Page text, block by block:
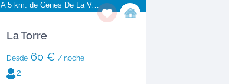
A 5 km. de Cenes De La Vega
La Torre
Desde60 € / noche
2